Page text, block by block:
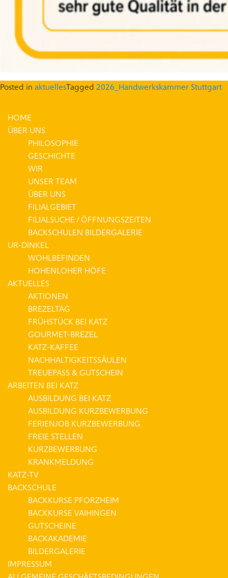
Posted in aktuellesTagged 2026_Handwerkskammer Stuttgart
HOME
ÜBER UNS
PHILOSOPHIE
GESCHICHTE
WIR
UNSER TEAM
ÜBER UNS
FILIALGEBIET
FILIALSUCHE / ÖFFNUNGSZEITEN
BACKSCHULEN BILDERGALERIE
UR-DINKEL
WOHLBEFINDEN
HOHENLOHER HÖFE
AKTUELLES
AKTIONEN
BREZELTAG
FRÜHSTÜCK BEI KATZ
GOURMET-BREZEL
KATZ-KAFFEE
NACHHALTIGKEITSSÄULEN
TREUEPASS & GUTSCHEIN
ARBEITEN BEI KATZ
AUSBILDUNG BEI KATZ
AUSBILDUNG KURZBEWERBUNG
FERIENJOB KURZBEWERBUNG
FREIE STELLEN
KURZBEWERBUNG
KRANKMELDUNG
KATZ-TV
BACKSCHULE
BACKKURSE PFORZHEIM
BACKKURSE VAIHINGEN
GUTSCHEINE
BACKAKADEMIE
BILDERGALERIE
IMPRESSUM